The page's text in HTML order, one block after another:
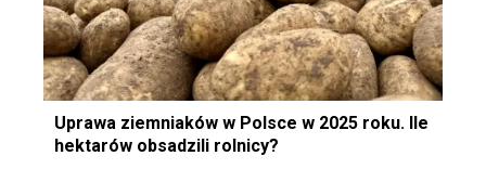
Uprawa ziemniaków w Polsce w 2025 roku. Ile
hektarów obsadzili rolnicy?